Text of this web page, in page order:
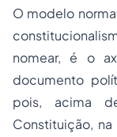
O modelo
nomear, é o
documento
pois, acima
Constituição,